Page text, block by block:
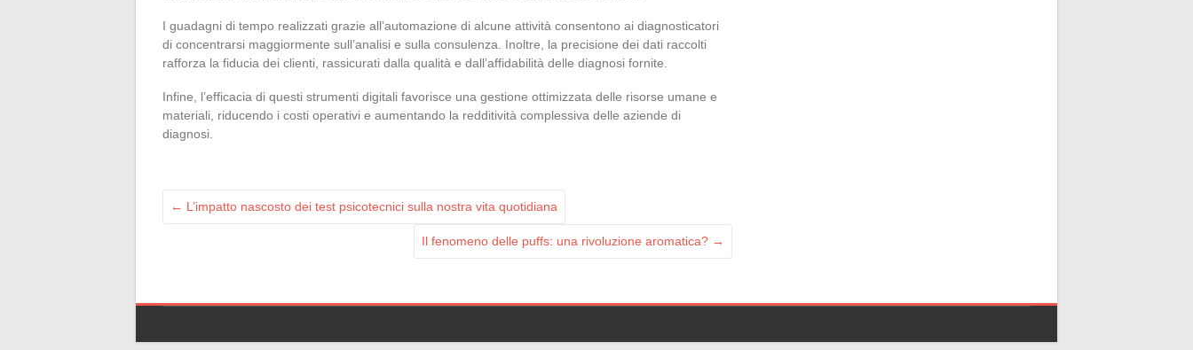
I guadagni di tempo realizzati grazie all’automazione di alcune attività consentono ai diagnosticatori
di concentrarsi maggiormente sull’analisi e sulla consulenza. Inoltre, la precisione dei dati raccolti
rafforza la fiducia dei clienti, rassicurati dalla qualità e dall’affidabilità delle diagnosi fornite.
Infine, l’efficacia di questi strumenti digitali favorisce una gestione ottimizzata delle risorse umane e
materiali, riducendo i costi operativi e aumentando la redditività complessiva delle aziende di
diagnosi.
← L’impatto nascosto dei test psicotecnici sulla nostra vita quotidiana
Il fenomeno delle puffs: una rivoluzione aromatica? →